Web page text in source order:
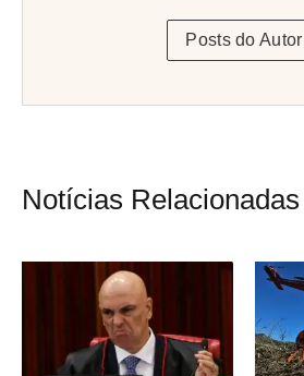
Posts do Autor
Notícias Relacionadas